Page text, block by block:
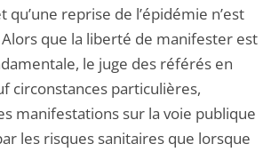
reprise de l’épidémie n’est
que la liberté de manifester est
le juge des référés en
circonstances particulières,
manifestations sur la voie publique
les risques sanitaires que lorsque